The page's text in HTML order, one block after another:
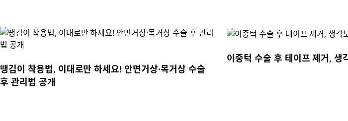
땡김이 착용법, 이대로만 하세요! 안면거상·목거상 수술
후 관리법 공개
이중턱 수술 후 테이프 제거, 생